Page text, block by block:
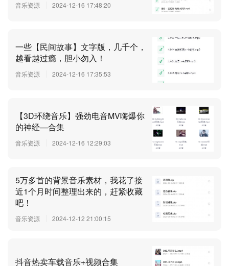
音乐资源 2024-12-16 17:48:20
一些【民间故事】文字版，几千个，
越看越过瘾，胆小勿入！
音乐资源 2024-12-16 17:35:53
【3D环绕音乐】强劲电音MV嗨爆你
的神经—合集
音乐资源 2024-12-16 12:29:03
5万多首的背景音乐素材，我花了接
近1个月时间整理出来的，赶紧收藏
吧！
音乐资源 2024-12-12 21:00:15
抖音热卖车载音乐+视频合集